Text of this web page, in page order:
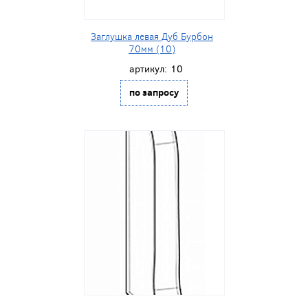
Заглушка левая Дуб Бурбон
70мм (10)
артикул: 10
по запросу